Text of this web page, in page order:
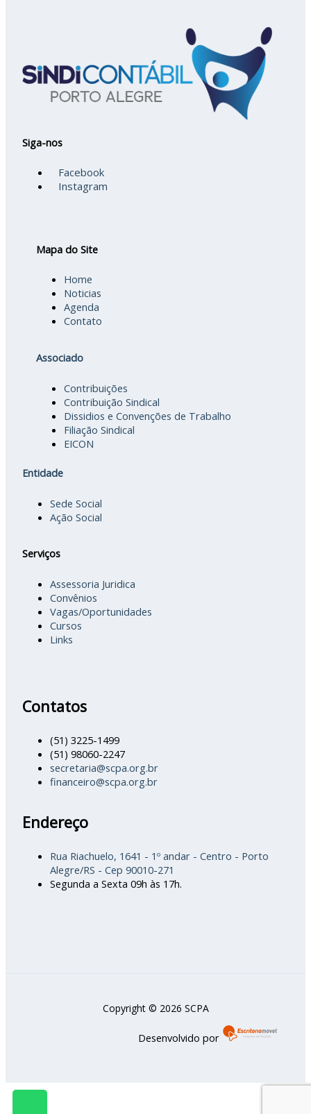
Siga-nos
Facebook
Instagram
Mapa do Site
Home
Noticias
Agenda
Contato
Associado
Contribuições
Contribuição Sindical
Dissidios e Convenções de Trabalho
Filiação Sindical
EICON
Entidade
Sede Social
Ação Social
Serviços
Assessoria Juridica
Convênios
Vagas/Oportunidades
Cursos
Links
Contatos
(51) 3225-1499
(51) 98060-2247
secretaria@scpa.org.br
financeiro@scpa.org.br
Endereço
Rua Riachuelo, 1641 - 1º andar - Centro - Porto
Alegre/RS - Cep 90010-271
Segunda a Sexta 09h às 17h.
Copyright © 2026 SCPA
Desenvolvido por
W